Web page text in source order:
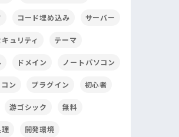
コード埋め込み サーバー
ュリティ テーマ
ドメイン ノートパソコン
ン プラグイン 初心者
游ゴシック 無料
開発環境